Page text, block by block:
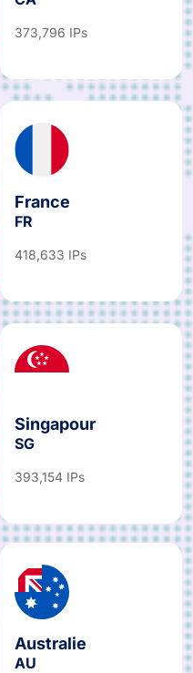
373,796 IPs
France
FR
418,633 IPs
Singapour
SG
393,154 IPs
Australie
AU